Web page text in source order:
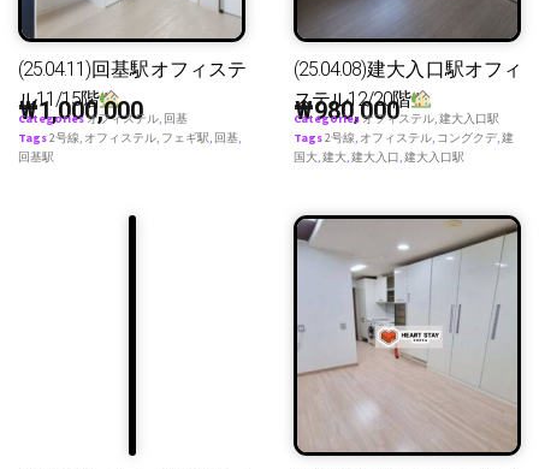
(25.04.11)回基駅オフィステ
ル11/15階
₩1,000,000
Categoriesオフィステル, 回基
Tags2号線, オフィステル, フェギ駅, 回基,
回基駅
(25.04.08)建大入口駅オフィ
ステル12/20階
₩980,000
Categoriesオフィステル,建大入口駅
Tags2号線, オフィステル, コングクデ,建
国大,建大,建大入口,建大入口駅